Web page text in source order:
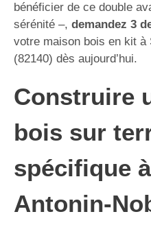
bénéficier de ce double
sérénité –, demandez 3
votre maison bois en kit à
(82140) dès aujourd’hui.
Construire
bois sur
spécifique
Antonin-